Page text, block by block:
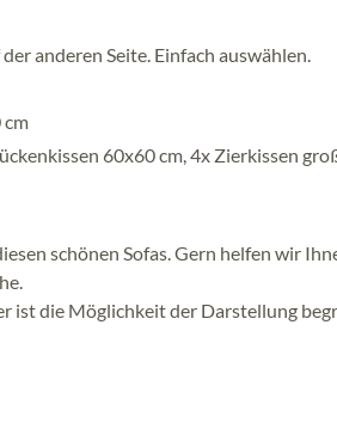
anderen Seite. Einfach auswählen.
cm
60x60 cm, 4x Zierkissen
schönen Sofas. Gern helfen wir
ist die Möglichkeit der Darstellung